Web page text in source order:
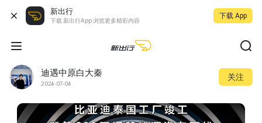
新出行
下载 新出行App 浏览更多精彩内容
下载 App
迪遇中原白大秦
2024-07-04
关注